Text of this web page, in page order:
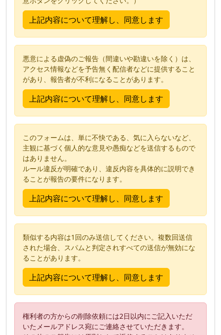
悪意による虚偽のご報告（間違いや勘違いを除く）は、
アクセス情報などを予告無く配信者などに提供すること
があり、報告者が不利になることがあります。
このフォームは、単に不快である、気に入らないなど、
主観に基づく個人的な意見や愚痴などを送信するもので
はありません。
ルール違反が明確であり、違反内容を具体的に説明でき
ることが報告の要件になります。
類似する内容は1回のみ送信してください。複数回送信
された場合、スパムと判定されすべての送信が無効にな
ることがあります。
権利者の方からの削除依頼には2日以内にご記入いただ
いたメールアドレス宛にご連絡させていただきます。